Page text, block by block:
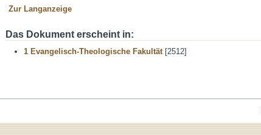
Zur Langanzeige
Das Dokument erscheint in:
1 Evangelisch-Theologische Fakultät[2512]